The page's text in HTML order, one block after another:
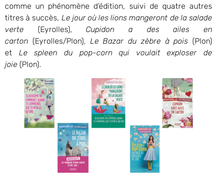
comme un phénomène d’édition, suivi de quatre autres
titres à succès, Le jour où les lions mangeront de la salade
verte (Eyrolles),Cupidon a des ailes en
carton (Eyrolles/Plon), Le Bazar du zèbre à pois (Plon)
et Le spleen du pop-corn qui voulait exploser de
joie (Plon).